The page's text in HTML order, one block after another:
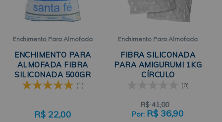
Enchimento Para Almofada
ENCHIMENTO PARA
ALMOFADA FIBRA
SILICONADA 500GR
SANTA FÉ
(1)
R$ 22,00
Enchimento Para Almofada
FIBRA SILICONADA
PARA AMIGURUMI 1KG
CÍRCULO
(0)
R$ 41,00
R$ 36,90